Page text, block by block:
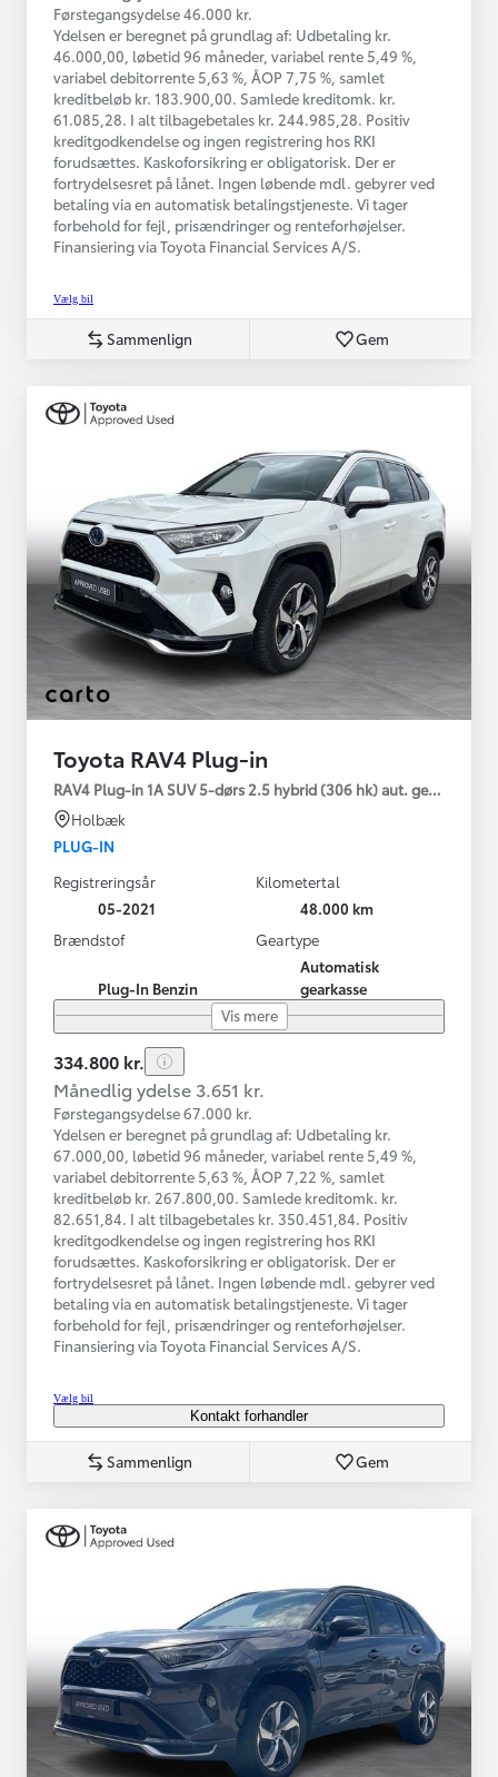
Førstegangsydelse 46.000 kr.
Ydelsen er beregnet på grundlag af: Udbetaling kr.
46.000,00, løbetid 96 måneder, variabel rente 5,49 %,
variabel debitorrente 5,63 %, ÅOP 7,75 %, samlet
kreditbeløb kr. 183.900,00. Samlede kreditomk. kr.
61.085,28. I alt tilbagebetales kr. 244.985,28. Positiv
kreditgodkendelse og ingen registrering hos RKI
forudsættes. Kaskoforsikring er obligatorisk. Der er
fortrydelsesret på lånet. Ingen løbende mdl. gebyrer ved
betaling via en automatisk betalingstjeneste. Vi tager
forbehold for fejl, prisændringer og renteforhøjelser.
Finansiering via Toyota Financial Services A/S.
Vælg bil
Sammenlign Gem
Toyota RAV4 Plug-in
RAV4 Plug-in 1A SUV 5-dørs 2.5 hybrid (306 hk) aut. gear AWD-i
Holbæk
PLUG-IN
Registreringsår
05-2021
Kilometertal
48.000 km
Brændstof
Plug-In Benzin
Geartype
Automatisk
gearkasse
Vis mere
334.800 kr.
Månedlig ydelse 3.651 kr.
Førstegangsydelse 67.000 kr.
Ydelsen er beregnet på grundlag af: Udbetaling kr.
67.000,00, løbetid 96 måneder, variabel rente 5,49 %,
variabel debitorrente 5,63 %, ÅOP 7,22 %, samlet
kreditbeløb kr. 267.800,00. Samlede kreditomk. kr.
82.651,84. I alt tilbagebetales kr. 350.451,84. Positiv
kreditgodkendelse og ingen registrering hos RKI
forudsættes. Kaskoforsikring er obligatorisk. Der er
fortrydelsesret på lånet. Ingen løbende mdl. gebyrer ved
betaling via en automatisk betalingstjeneste. Vi tager
forbehold for fejl, prisændringer og renteforhøjelser.
Finansiering via Toyota Financial Services A/S.
Vælg bil
Kontakt forhandler
Sammenlign Gem